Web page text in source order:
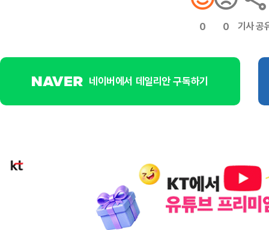
0 0 기사 공
네이버에서 데일리안 구독하기